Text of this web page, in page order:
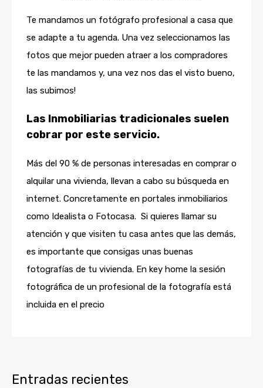
Te mandamos un fotógrafo profesional a casa que
se adapte a tu agenda. Una vez seleccionamos las
fotos que mejor pueden atraer a los compradores
te las mandamos y, una vez nos das el visto bueno,
las subimos!
Las Inmobiliarias tradicionales suelen
cobrar por este servicio.
Más del 90 % de personas interesadas en comprar o
alquilar una vivienda, llevan a cabo su búsqueda en
internet. Concretamente en portales inmobiliarios
como Idealista o Fotocasa. Si quieres llamar su
atención y que visiten tu casa antes que las demás,
es importante que consigas unas buenas
fotografías de tu vivienda. En key home la sesión
fotográfica de un profesional de la fotografía está
incluida en el precio
Entradas recientes